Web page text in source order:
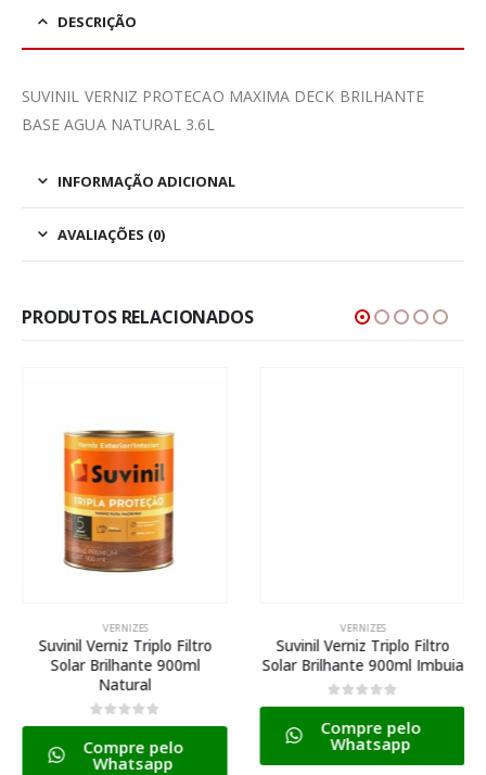
DESCRIÇÃO
SUVINIL VERNIZ PROTECAO MAXIMA DECK BRILHANTE
BASE AGUA NATURAL 3.6L
INFORMAÇÃO ADICIONAL
AVALIAÇÕES (0)
PRODUTOS RELACIONADOS
VERNIZES
Suvinil Verniz Triplo Filtro
Solar Brilhante 900ml
Natural
0de 5
Compre pelo
Whatsapp
VERNIZES
Suvinil Verniz Triplo Filtro
Solar Brilhante 900ml Imbuia
0de 5
Compre pelo
Whatsapp